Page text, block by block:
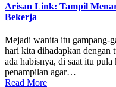
Arisan Link: Tampil
Bekerja
Mejadi wanita itu gampang-
hari kita dihadapkan dengan
ada habisnya, di saat itu
penampilan agar…
Read More